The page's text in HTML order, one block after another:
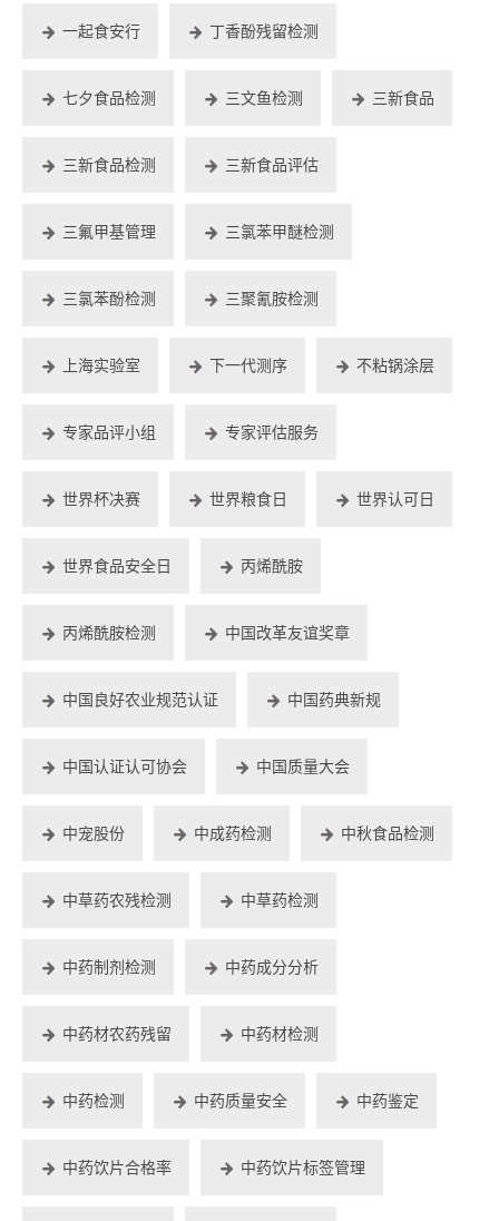
一起食安行 丁香酚残留检测
七夕食品检测 三文鱼检测 三新食品
三新食品检测 三新食品评估
三氟甲基管理 三氯苯甲醚检测
三氯苯酚检测 三聚氰胺检测
上海实验室 下一代测序 不粘锅涂层
专家品评小组 专家评估服务
世界杯决赛 世界粮食日 世界认可日
世界食品安全日 丙烯酰胺
丙烯酰胺检测 中国改革友谊奖章
中国良好农业规范认证 中国药典新规
中国认证认可协会 中国质量大会
中宠股份 中成药检测 中秋食品检测
中草药农残检测 中草药检测
中药制剂检测 中药成分分析
中药材农药残留 中药材检测
中药检测 中药质量安全 中药鉴定
中药饮片合格率 中药饮片标签管理